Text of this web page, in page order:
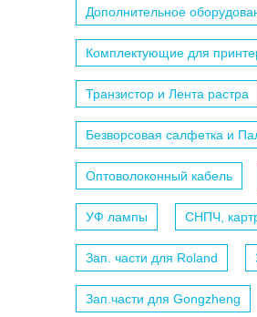
Дополнительное
Комплектующие для
Транзистор и Лента растра
Безворсовая салфетка и
Оптоволоконный кабель
УФ лампы СНПЧ,
Зап. части для Roland
Зап.части для Gongzheng